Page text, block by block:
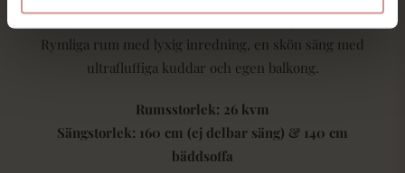
Vakna i en av våra fantastiskt fina sviter Cozy Junior Suite.
Rymliga rum med lyxig inredning, en skön säng med
ultrafluffiga kuddar och egen balkong.
Rumsstorlek: 26 kvm
Sängstorlek: 160 cm (ej delbar säng) & 140 cm
bäddsoffa